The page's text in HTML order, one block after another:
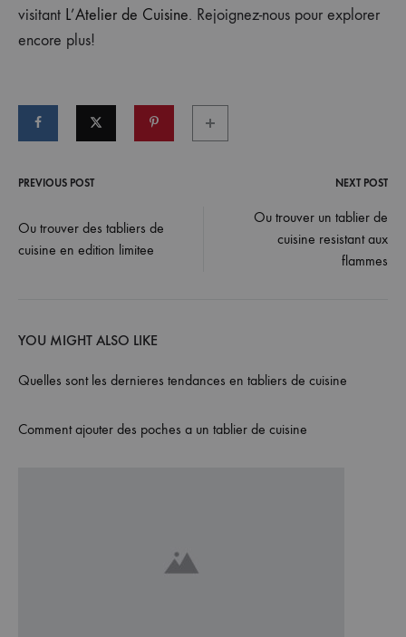
visitant L’Atelier de Cuisine. Rejoignez-nous pour explorer
encore plus!
navigation
PREVIOUS POST NEXT POST
Ou trouver des tabliers de
cuisine en edition limitee
Ou trouver un tablier de
cuisine resistant aux
flammes
YOU MIGHT ALSO LIKE
Quelles sont les dernieres tendances en tabliers de cuisine
Comment ajouter des poches a un tablier de cuisine